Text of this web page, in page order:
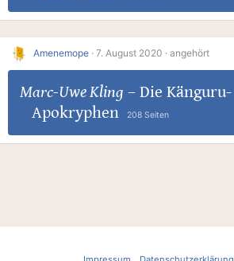
Amenemope · 7. August 2020 · angehört
Marc-Uwe Kling – Die Känguru-
Apokryphen
208 Seiten